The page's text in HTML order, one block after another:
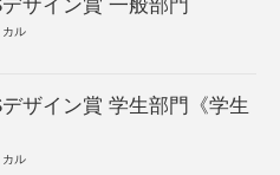
ザイン賞 一般部門
カル
ザイン賞 学生部門《学生
カル